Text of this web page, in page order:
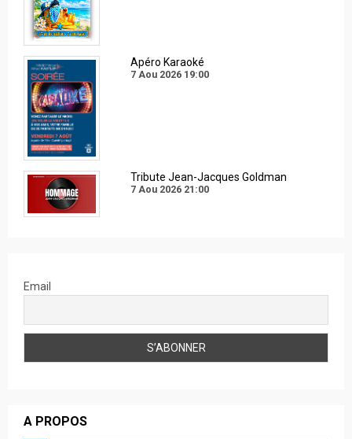
Apéro Karaoké
7 Aou 2026 19:00
Tribute Jean-Jacques Goldman
7 Aou 2026 21:00
Email
A PROPOS